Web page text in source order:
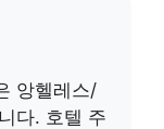
앙헬레스/
다. 호텔 주